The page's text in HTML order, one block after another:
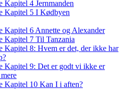
Kapitel 4 Jernmanden
Kapitel 5 I Kødbyen
Kapitel 6 Annette og Alexander
Kapitel 7 Til Tanzania
Kapitel 8: Hvem er det, der ikke har
Kapitel 9: Det er godt vi ikke er
Kapitel 10 Kan I i aften?